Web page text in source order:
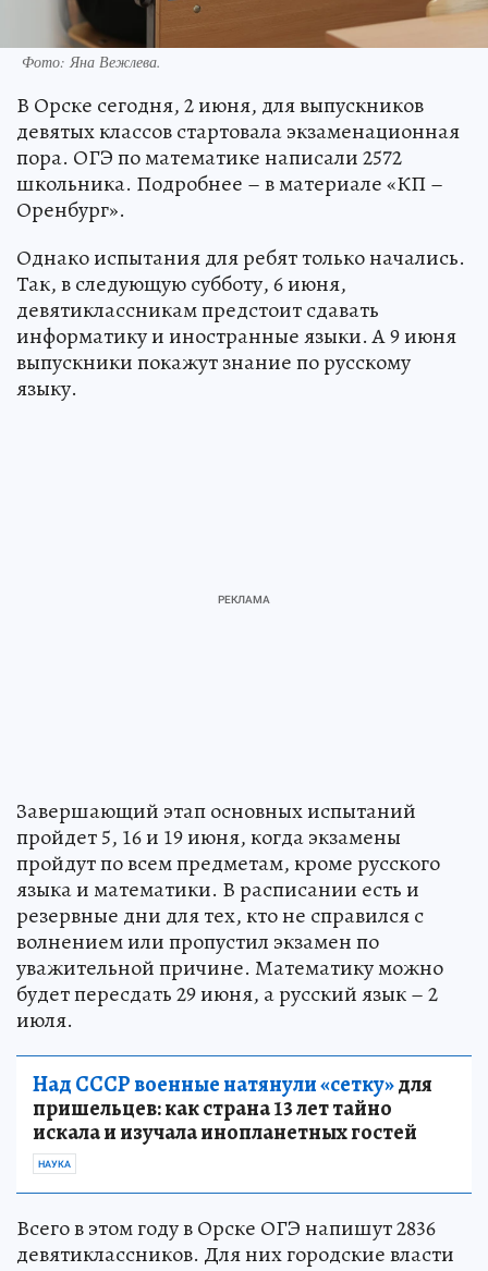
Фото:Яна Вежлева.
В Орске сегодня, 2 июня, для выпускников
девятых классов стартовала экзаменационная
пора. ОГЭ по математике написали 2572
школьника. Подробнее – в материале «КП –
Оренбург».
Однако испытания для ребят только начались.
Так, в следующую субботу, 6 июня,
девятиклассникам предстоит сдавать
информатику и иностранные языки. А 9 июня
выпускники покажут знание по русскому
языку.
Завершающий этап основных испытаний
пройдет 5, 16 и 19 июня, когда экзамены
пройдут по всем предметам, кроме русского
языка и математики. В расписании есть и
резервные дни для тех, кто не справился с
волнением или пропустил экзамен по
уважительной причине. Математику можно
будет пересдать 29 июня, а русский язык – 2
июля.
Над СССР военные натянули «сетку»для
пришельцев: как страна 13 лет тайно
искала и изучала инопланетных гостей
НАУКА
Всего в этом году в Орске ОГЭ напишут 2836
девятиклассников. Для них городские власти